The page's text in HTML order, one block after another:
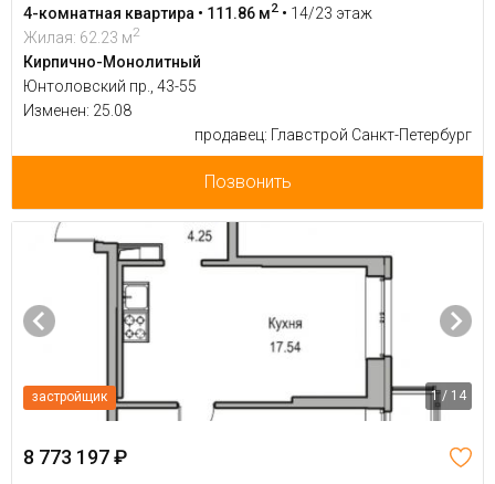
4-комнатная квартира • 111.86 м2 • 14/23 этаж
Жилая: 62.23 м2
Кирпично-Монолитный
Юнтоловский пр., 43-55
Изменен: 25.08
продавец: Главстрой Санкт-Петербург
Позвонить
застройщик 1 / 14
8 773 197 ₽